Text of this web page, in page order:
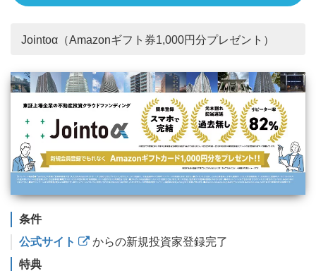
Jointoα（Amazonギフト券1,000円分プレゼント）
条件
公式サイト
からの新規投資家登録完了
特典